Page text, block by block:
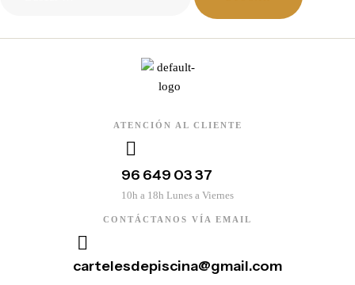
ATENCIÓN AL CLIENTE
96 649 03 37
10h a 18h Lunes a Viernes
CONTÁCTANOS VÍA EMAIL
cartelesdepiscina@gmail.com